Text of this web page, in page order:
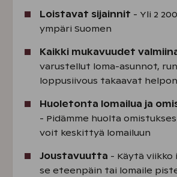
Loistavat sijainnit - Yli 2
ympäri Suomen
Kaikki mukavuudet
varustellut loma-asunnot,
loppusiivous takaavat
Huoletonta lomailua ja
- Pidämme huolta
voit keskittyä lomailuun
Joustavuutta - Käytä viikko
se eteenpäin tai lomaile